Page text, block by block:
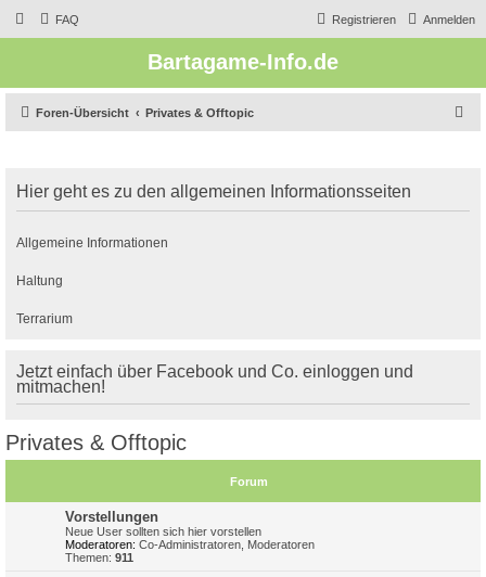
FAQ Anmelden
Registrieren
Bartagame-Info.de
Foren-Übersicht Privates & Offtopic
e
Hier geht es zu den allgemeinen Informationsseiten
Allgemeine Informationen
Haltung
Terrarium
Jetzt einfach über Facebook und Co. einloggen und
mitmachen!
Privates & Offtopic
Forum
Vorstellungen
Neue User sollten sich hier vorstellen
Moderatoren: Co-Administratoren Moderatoren
Themen: 911